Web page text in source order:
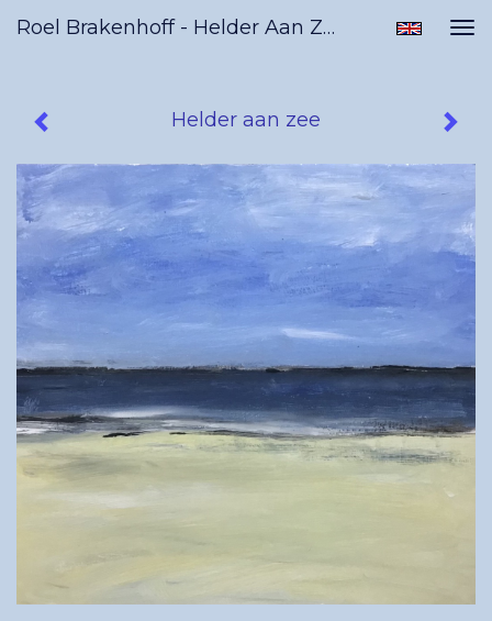
Roel Brakenhoff - Helder Aan Zee
Helder aan zee